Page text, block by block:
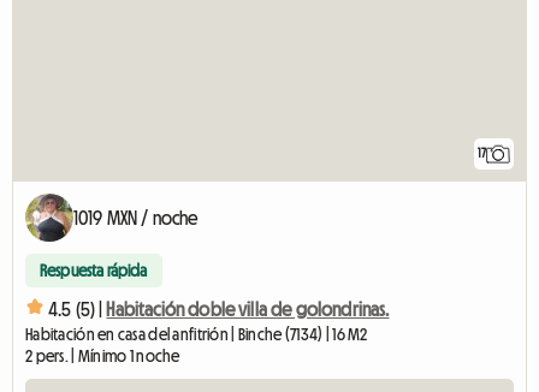
17
1019 MXN / noche
Respuesta rápida
4.5 (5) | Habitación doble villa de golondrinas.
Habitación en casa del anfitrión | Binche (7134) | 16 M2
2 pers. | Mínimo 1 noche